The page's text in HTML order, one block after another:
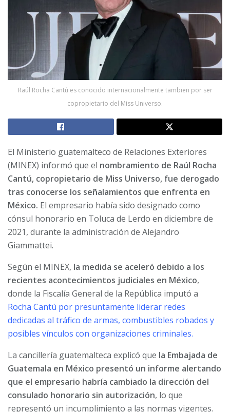
Raúl Rocha Cantú es conocido internacionalmente tambien por ser
copropietario del Miss Universo.
El Ministerio guatemalteco de Relaciones Exteriores
(MINEX) informó que el nombramiento de Raúl Rocha
Cantú, copropietario de Miss Universo, fue derogado
tras conocerse los señalamientos que enfrenta en
México. El empresario había sido designado como
cónsul honorario en Toluca de Lerdo en diciembre de
2021, durante la administración de Alejandro
Giammattei.
Según el MINEX, la medida se aceleró debido a los
recientes acontecimientos judiciales en México,
donde la Fiscalía General de la República imputó a
Rocha Cantú por presuntamente liderar redes
dedicadas al tráfico de armas, combustibles robados y
posibles vínculos con organizaciones criminales.
La cancillería guatemalteca explicó que la Embajada de
Guatemala en México presentó un informe alertando
que el empresario habría cambiado la dirección del
consulado honorario sin autorización, lo que
representó un incumplimiento a las normas vigentes.